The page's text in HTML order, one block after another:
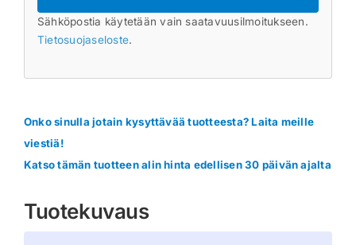
Sähköpostia käytetään vain saatavuusilmoitukseen.
Tietosuojaseloste.
Onko sinulla jotain kysyttävää tuotteesta? Laita meille
viestiä!
Katso tämän tuotteen alin hinta edellisen 30 päivän ajalta
Tuotekuvaus